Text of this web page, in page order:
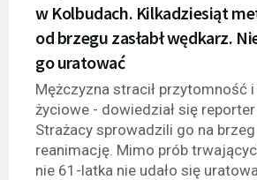
w Kolbudach. Kilkadziesiąt
od brzegu zasłabł wędkarz.
go uratować
Mężczyzna stracił przytomność
życiowe - dowiedział się reporter
Strażacy sprowadzili go na
reanimację. Mimo prób
nie 61-latka nie udało się